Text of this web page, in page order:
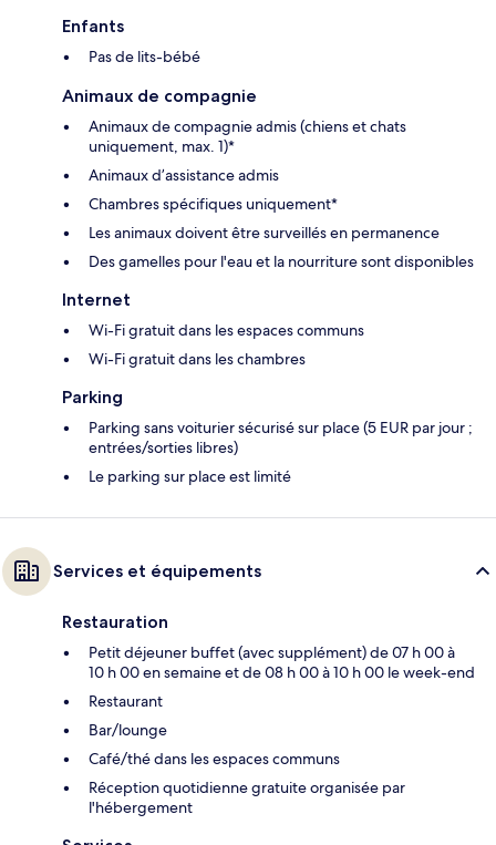
Enfants
Pas de lits-bébé
Animaux de compagnie
Animaux de compagnie admis (chiens et chats
uniquement, max. 1)*
Animaux d’assistance admis
Chambres spécifiques uniquement*
Les animaux doivent être surveillés en permanence
Des gamelles pour l'eau et la nourriture sont disponibles
Internet
Wi-Fi gratuit dans les espaces communs
Wi-Fi gratuit dans les chambres
Parking
Parking sans voiturier sécurisé sur place (5 EUR par jour ;
entrées/sorties libres)
Le parking sur place est limité
Services et équipements
Restauration
Petit déjeuner buffet (avec supplément) de 07 h 00 à
10 h 00 en semaine et de 08 h 00 à 10 h 00 le week-end
Restaurant
Bar/lounge
Café/thé dans les espaces communs
Réception quotidienne gratuite organisée par
l'hébergement